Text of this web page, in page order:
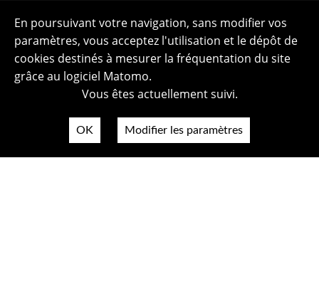
En poursuivant votre navigation, sans modifier vos
paramètres, vous acceptez l'utilisation et le dépôt de
cookies destinés à mesurer la fréquentation du site
grâce au logiciel Matomo.
Vous êtes actuellement suivi.
OK Modifier les paramètres